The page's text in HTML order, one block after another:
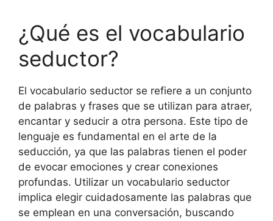
¿Qué es el vocabulario
seductor?
El vocabulario seductor se refiere a un conjunto
de palabras y frases que se utilizan para atraer,
encantar y seducir a otra persona. Este tipo de
lenguaje es fundamental en el arte de la
seducción, ya que las palabras tienen el poder
de evocar emociones y crear conexiones
profundas. Utilizar un vocabulario seductor
implica elegir cuidadosamente las palabras que
se emplean en una conversación, buscando